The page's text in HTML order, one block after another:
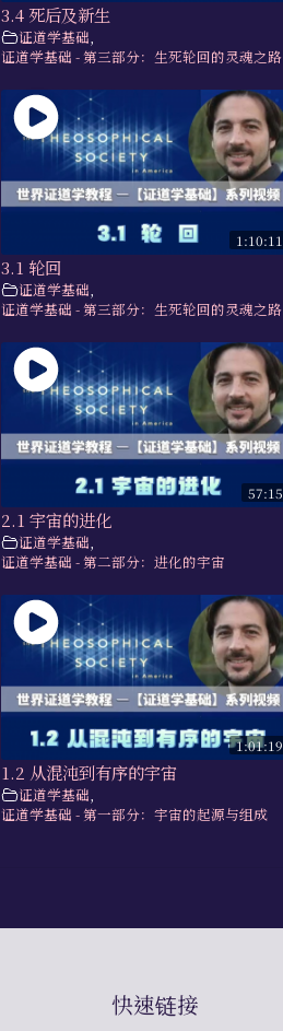
3.4 死后及新生
证道学基础,
证道学基础 - 第三部分：生死轮回的灵魂之路
1:10:11
3.1 轮回
证道学基础,
证道学基础 - 第三部分：生死轮回的灵魂之路
57:15
2.1 宇宙的进化
证道学基础,
证道学基础 - 第二部分：进化的宇宙
1:01:19
1.2 从混沌到有序的宇宙
证道学基础,
证道学基础 - 第一部分：宇宙的起源与组成
快速链接